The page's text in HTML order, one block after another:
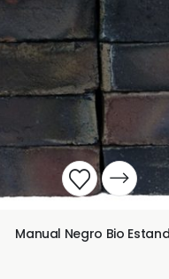
Manual Negro Bio